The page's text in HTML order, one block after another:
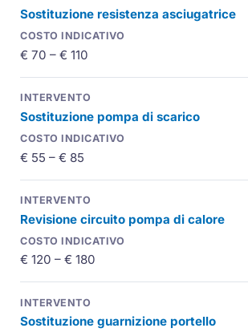
Sostituzione resistenza asciugatrice
€ 70 – € 110
Sostituzione pompa di scarico
€ 55 – € 85
Revisione circuito pompa di calore
€ 120 – € 180
Sostituzione guarnizione portello